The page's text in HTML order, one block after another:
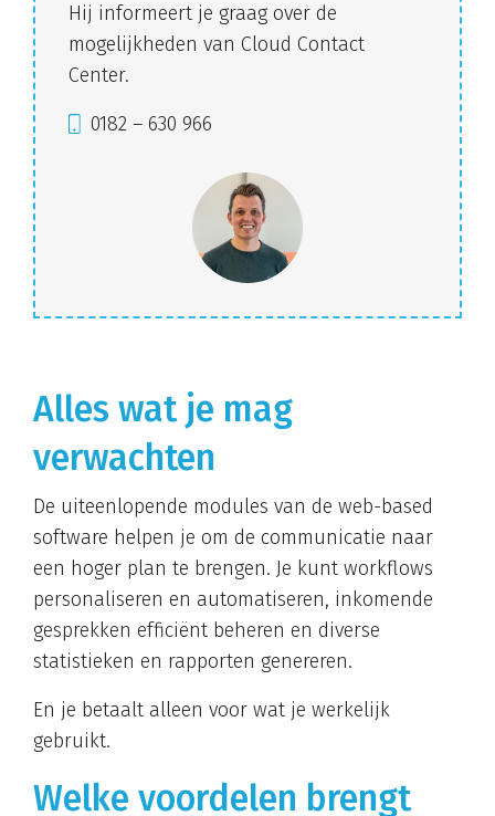
Hij informeert je graag over de
mogelijkheden van Cloud Contact
Center.
0182 – 630 966
Alles wat je mag
verwachten
De uiteenlopende modules van de web-based
software helpen je om de communicatie naar
een hoger plan te brengen. Je kunt workflows
personaliseren en automatiseren, inkomende
gesprekken efficiënt beheren en diverse
statistieken en rapporten genereren.
En je betaalt alleen voor wat je werkelijk
gebruikt.
Welke voordelen brengt